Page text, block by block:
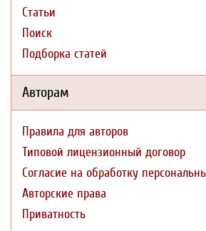
Статьи
Поиск
Подборка статей
Авторам
Правила для авторов
Типовой лицензионный договор
Согласие на обработку
Авторские права
Приватность